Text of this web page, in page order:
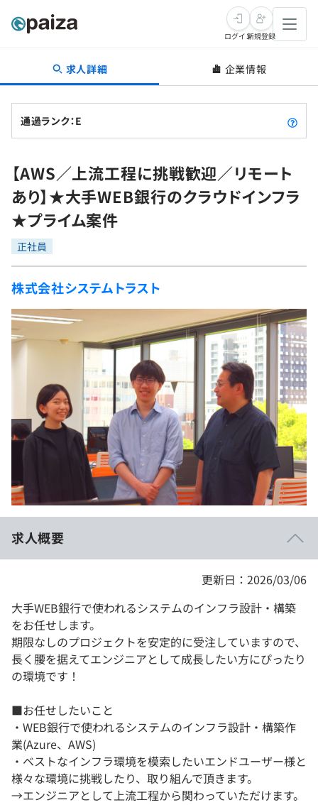
転職・キャリア
転職成功ガイド
転職エージェント
インタビュー
転職成功ガイド
新卒就活
求人検索
本選考
インターン
新卒エージェント
イベント・セミナー
就活成功ガイド
学習
問題集
4択課題
ナレッジ
プラン
個人向けプラン
学校向けプラン
契約内容・クーポン
プログラミング言語
評価結果一覧
再チャレンジ結果一覧
ゲーム・マンガ
Tech Team Journal
paiza times
paizaとは？
ログイン新規登録
求人詳細 企業情報
通過ランク：E
【AWS／上流工程に挑戦歓迎／リモート
あり】★大手WEB銀行のクラウドインフラ
★プライム案件
正社員
株式会社システムトラスト
求人概要
更新日：2026/03/06
大手WEB銀行で使われるシステムのインフラ設計・構築
をお任せします。
期限なしのプロジェクトを安定的に受注していますので、
長く腰を据えてエンジニアとして成長したい方にぴったり
の環境です！
■お任せしたいこと
・WEB銀行で使われるシステムのインフラ設計・構築作
業(Azure、AWS)
・ベストなインフラ環境を模索したいエンドユーザー様と
様々な環境に挑戦したり、取り組んで頂きます。
→エンジニアとして上流工程から関わっていただけます。